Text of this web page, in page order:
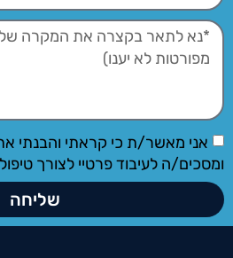
אני מאשר/ת כי קראתי והבנתי
ומסכים/ה לעיבוד פרטיי לצורך
שליחה